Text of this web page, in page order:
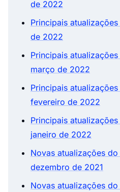
de 2022
Principais
de 2022
Principais
março de 2022
Principais
fevereiro de 2022
Principais
janeiro de 2022
Novas atualizações
dezembro de 2021
Novas atualizações